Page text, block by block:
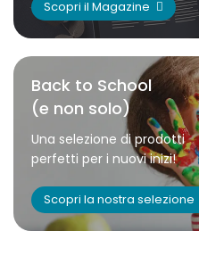
Scopri il Magazine
Back to School
(e non solo)
Una selezione di prodotti
perfetti per i nuovi inizi!
Scopri la nostra selezione